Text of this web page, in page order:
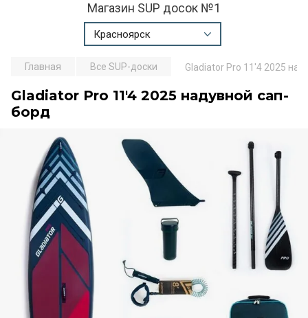
Магазин SUP досок №1
Красноярск
Главная Все SUP-доски Gladiator Pro 11'4 2025
Gladiator Pro 11'4 2025 надувной сап-
борд